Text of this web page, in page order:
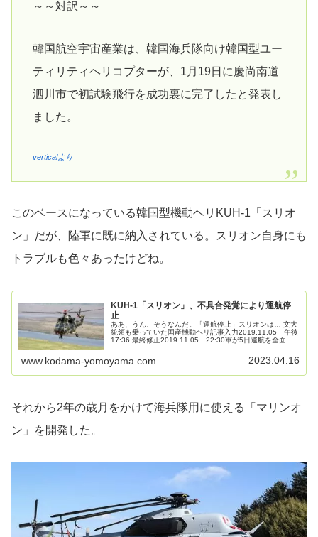
～～対訳～～
韓国航空宇宙産業は、韓国海兵隊向け韓国型ユー
ティリティヘリコプターが、1月19日に慶尚南道
泗川市で初試験飛行を成功裏に完了したと発表し
ました。
verticalより
このベースになっている韓国型機動ヘリKUH-1「スリオ
ン」だが、陸軍に既に納入されている。スリオン自身にも
トラブルも色々あったけどね。
KUH-1「スリオン」、不具合発覚により運航停
止
ああ、うん、そうなんだ。「運航停止」スリオンは… 文大
統領も乗っていた国産機動ヘリ記事入力2019.11.05 午後
17:36 最終修正2019.11.05 22:30軍が5日運航を全面中
www.kodama-yomoyama.com 2023.04.16
それから2年の歳月をかけて海兵隊用に使える「マリンオ
ン」を開発した。